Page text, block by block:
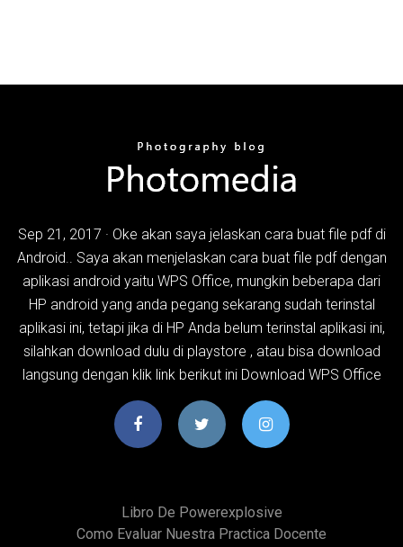
Sep 21, 2017 · Oke akan saya jelaskan cara buat file pdf di
Android.. Saya akan menjelaskan cara buat file pdf dengan
aplikasi android yaitu WPS Office, mungkin beberapa dari
HP android yang anda pegang sekarang sudah terinstal
aplikasi ini, tetapi jika di HP Anda belum terinstal aplikasi ini,
silahkan download dulu di playstore , atau bisa download
langsung dengan klik link berikut ini Download WPS Office
Libro De Powerexplosive
Como Evaluar Nuestra Practica Docente